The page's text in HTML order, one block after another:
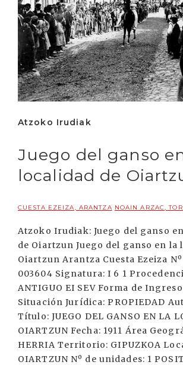
Atzoko Irudiak
Juego del ganso
localidad de
CUESTA EZEIZA, ARANTZA NOAIN ARZAC,
Atzoko Irudiak: Juego del ganso
de Oiartzun Juego del ganso en la
Oiartzun Arantza Cuesta Ezeiza
003604 Signatura: I 6 1
ANTIGUO EI SEV Forma de
Situación Jurídica: PROPIEDAD
Título: JUEGO DEL GANSO EN LA
OIARTZUN Fecha: 1911 Área
HERRIA Territorio: GIPUZKOA
OIARTZUN Nº de unidades: 1